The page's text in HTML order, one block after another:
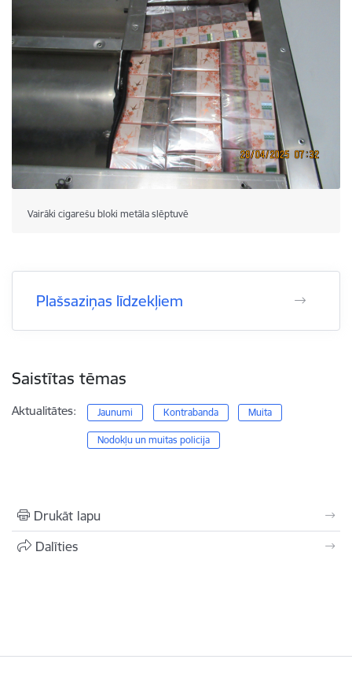
Vairāki cigarešu bloki metāla slēptuvē
Plašsaziņas līdzekļiem
Saistītas tēmas
Aktualitātes: Jaunumi Kontrabanda Muita
Nodokļu un muitas policija
Drukāt lapu
Dalīties